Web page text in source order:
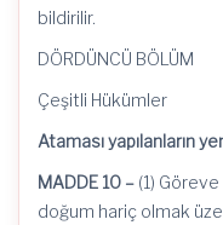
bildirilir.
DÖRDÜNCÜ BÖLÜM
Çeşitli Hükümler
Ataması yapılanların
MADDE 10 – (1)
doğum hariç olmak